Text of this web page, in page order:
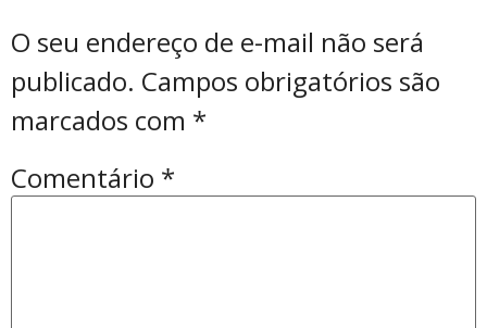
O seu endereço de e-mail não será
publicado. Campos obrigatórios são
marcados com *
Comentário *